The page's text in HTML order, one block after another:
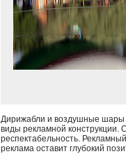
Дирижабли и воздушные шары
виды рекламной
респектабельность.
реклама оставит глубокий